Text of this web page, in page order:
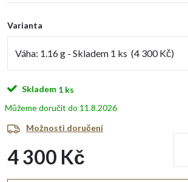
Varianta
Skladem 1 ks
11.8.2026
Možnosti doručení
4 300 Kč